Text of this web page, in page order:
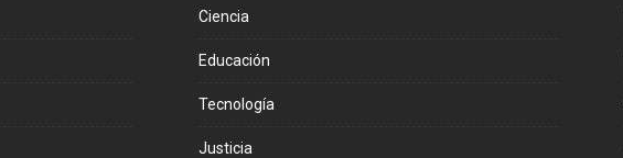
Ciencia
Educación
Tecnología
Justicia